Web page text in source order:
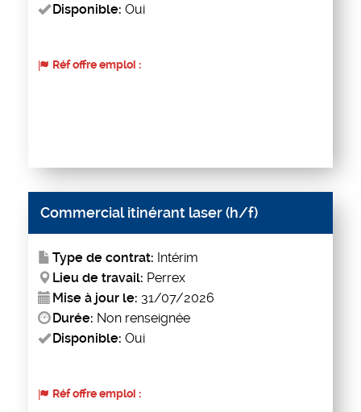
Disponible: Oui
Réf offre emploi :
Commercial itinérant laser (h/f)
Type de contrat: Intérim
Lieu de travail: Perrex
Mise à jour le: 31/07/2026
Durée: Non renseignée
Disponible: Oui
Réf offre emploi :